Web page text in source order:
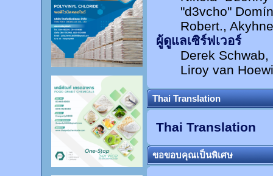
"d3vcho"
Robert.,
ผู้ดูแลเซิร์ฟเวอร์
Derek
Liroy van
Thai Translation
Thai Translation
ขอขอบคุณเป็นพิเศษ